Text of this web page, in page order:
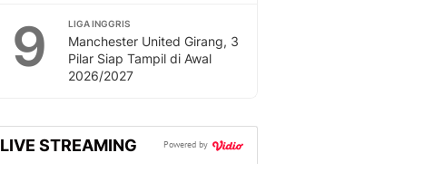
9 LIGA INGGRIS
Manchester United Girang, 3
Pilar Siap Tampil di Awal
2026/2027
LIVE STREAMING Powered by